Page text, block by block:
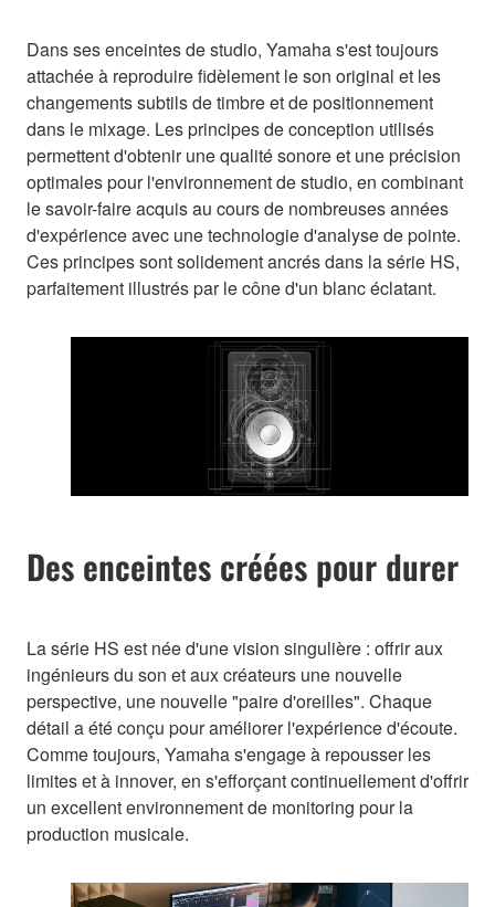
Dans ses enceintes de studio, Yamaha s'est toujours
attachée à reproduire fidèlement le son original et les
changements subtils de timbre et de positionnement
dans le mixage. Les principes de conception utilisés
permettent d'obtenir une qualité sonore et une précision
optimales pour l'environnement de studio, en combinant
le savoir-faire acquis au cours de nombreuses années
d'expérience avec une technologie d'analyse de pointe.
Ces principes sont solidement ancrés dans la série HS,
parfaitement illustrés par le cône d'un blanc éclatant.
Des enceintes créées pour durer
La série HS est née d'une vision singulière : offrir aux
ingénieurs du son et aux créateurs une nouvelle
perspective, une nouvelle "paire d'oreilles". Chaque
détail a été conçu pour améliorer l'expérience d'écoute.
Comme toujours, Yamaha s'engage à repousser les
limites et à innover, en s'efforçant continuellement d'offrir
un excellent environnement de monitoring pour la
production musicale.